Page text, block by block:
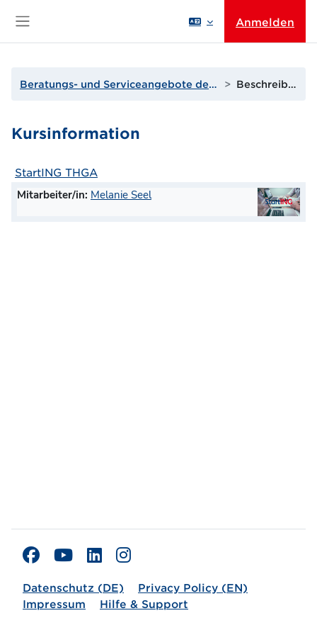
Anmelden
Beratungs- und Serviceangebote der THGA Beschreibung
Kursinformation
StartING THGA
Mitarbeiter/in: Melanie Seel
Datenschutz (DE)
Privacy Policy (EN)
Impressum
Hilfe & Support